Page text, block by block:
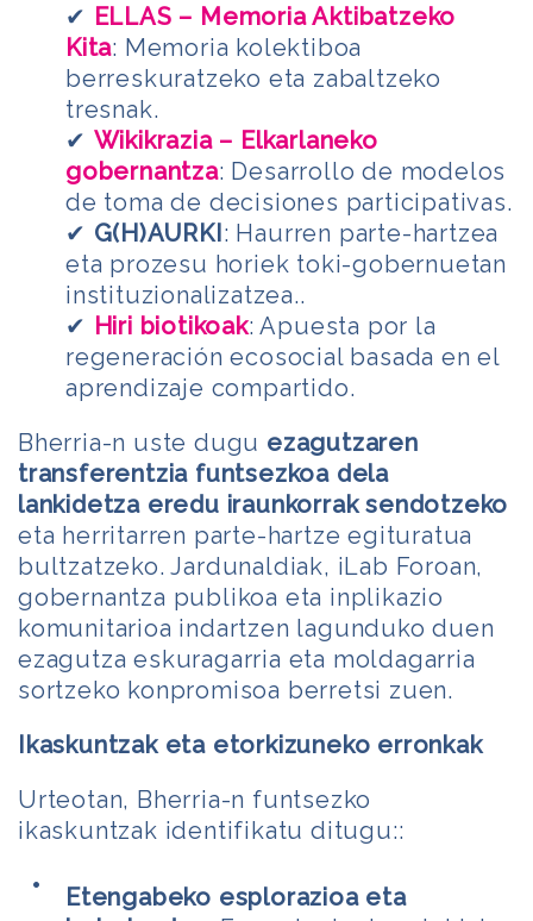
✔ ELLAS – Memoria Aktibatzeko
Kita: Memoria kolektiboa
berreskuratzeko eta zabaltzeko
tresnak.
✔ Wikikrazia – Elkarlaneko
gobernantza: Desarrollo de modelos
de toma de decisiones participativas.
✔ G(H)AURKI: Haurren parte-hartzea
eta prozesu horiek toki-gobernuetan
instituzionalizatzea..
✔ Hiri biotikoak: Apuesta por la
regeneración ecosocial basada en el
aprendizaje compartido.
Bherria-n uste dugu ezagutzaren
transferentzia funtsezkoa dela
lankidetza eredu iraunkorrak sendotzeko
eta herritarren parte-hartze egituratua
bultzatzeko. Jardunaldiak, iLab Foroan,
gobernantza publikoa eta inplikazio
komunitarioa indartzen lagunduko duen
ezagutza eskuragarria eta moldagarria
sortzeko konpromisoa berretsi zuen.
Ikaskuntzak eta etorkizuneko erronkak
Urteotan, Bherria-n funtsezko
ikaskuntzak identifikatu ditugu::
Etengabeko esplorazioa eta